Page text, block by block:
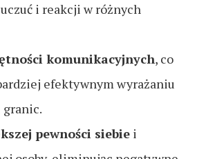
i reakcji w różnych
komunikacyjnych, co
efektywnym wyrażaniu
pewności siebie i